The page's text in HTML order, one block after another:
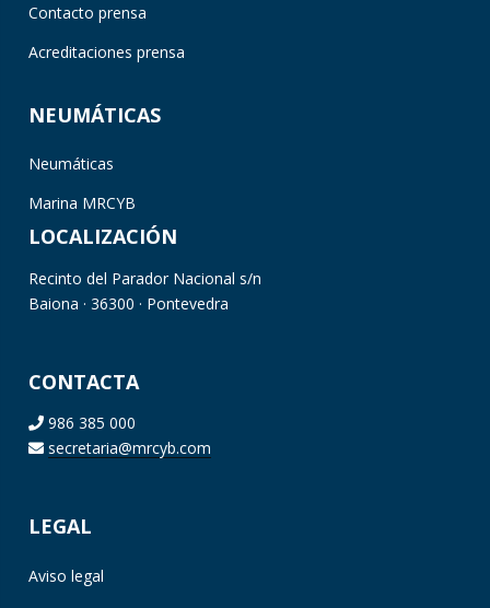
Contacto prensa
Acreditaciones prensa
NEUMÁTICAS
Neumáticas
Marina MRCYB
LOCALIZACIÓN
Recinto del Parador Nacional s/n
Baiona · 36300 · Pontevedra
CONTACTA
986 385 000
secretaria@mrcyb.com
LEGAL
Aviso legal